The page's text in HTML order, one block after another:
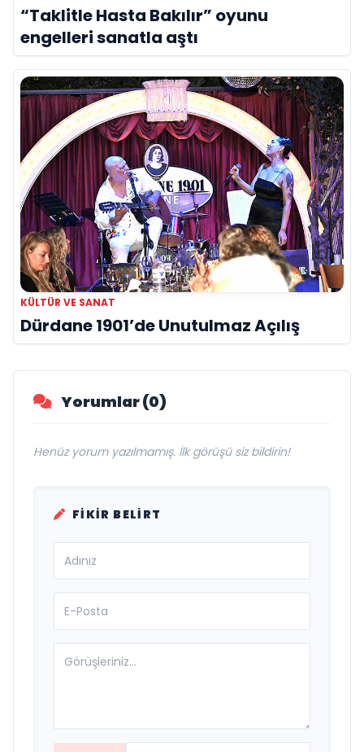
“Taklitle Hasta Bakılır” oyunu
engelleri sanatla aştı
KÜLTÜR VE SANAT
Dürdane 1901’de Unutulmaz Açılış
Yorumlar (0)
Henüz yorum yazılmamış. İlk görüşü siz bildirin!
FIKIR BELIRT